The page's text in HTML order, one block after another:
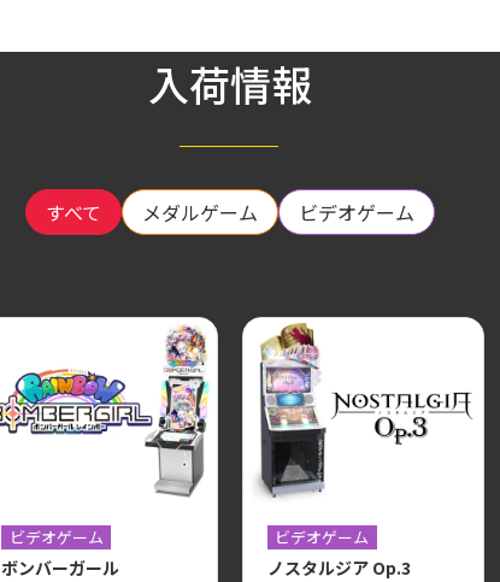
入荷情報
すべて メダルゲーム ビデオゲーム
ビデオゲーム
ボンバーガール
ビデオゲーム
ノスタルジア Op.3